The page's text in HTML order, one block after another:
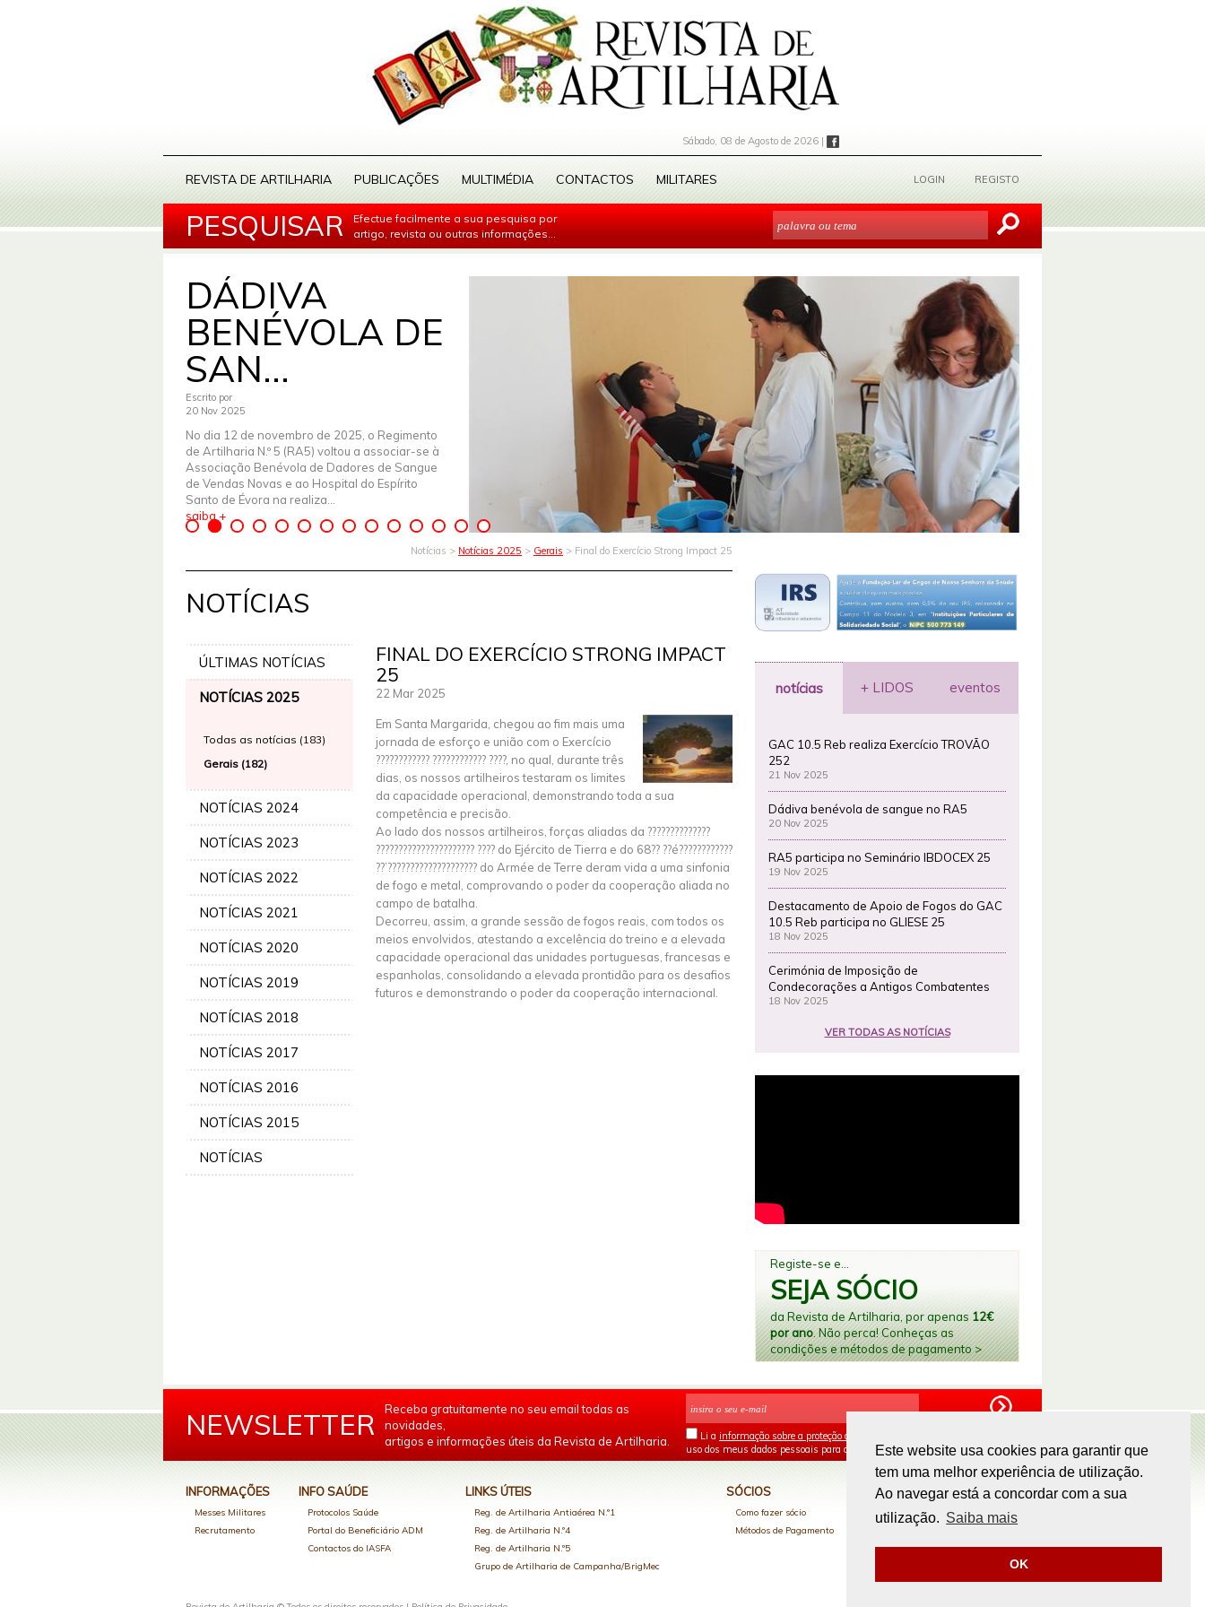
Este website usa cookies para garantir que
tem uma melhor experiência de utilização.
Ao navegar está a concordar com a sua
utilização. Saiba mais
OK
Sábado, 08 de Agosto de 2026 |
REVISTA DE ARTILHARIA PUBLICAÇÕES MULTIMÉDIA CONTACTOS MILITARES LOGIN REGISTO
PESQUISAR
Efectue facilmente a sua pesquisa por
artigo, revista ou outras informações...
DÁDIVA
BENÉVOLA DE
SAN...
Escrito por
20 Nov 2025
No dia 12 de novembro de 2025, o Regimento
de Artilharia N.º 5 (RA5) voltou a associar-se à
Associação Benévola de Dadores de Sangue
de Vendas Novas e ao Hospital do Espírito
Santo de Évora na realiza...
saiba +
Notícias > Notícias 2025 > Gerais > Final do Exercício Strong Impact 25
NOTÍCIAS
ÚLTIMAS NOTÍCIAS
NOTÍCIAS 2025
Todas as notícias (183)
Gerais (182)
NOTÍCIAS 2024
NOTÍCIAS 2023
NOTÍCIAS 2022
NOTÍCIAS 2021
NOTÍCIAS 2020
NOTÍCIAS 2019
NOTÍCIAS 2018
NOTÍCIAS 2017
NOTÍCIAS 2016
NOTÍCIAS 2015
NOTÍCIAS
FINAL DO EXERCÍCIO STRONG IMPACT
25
22 Mar 2025
Em Santa Margarida, chegou ao fim mais uma
jornada de esforço e união com o Exercício
???????????? ???????????? ????, no qual, durante três
dias, os nossos artilheiros testaram os limites
da capacidade operacional, demonstrando toda a sua
competência e precisão.
Ao lado dos nossos artilheiros, forças aliadas da ??????????????
?????????????????????? ???? do Ejército de Tierra e do 68?? ??é????????????
??’???????????????????? do Armée de Terre deram vida a uma sinfonia
de fogo e metal, comprovando o poder da cooperação aliada no
campo de batalha.
Decorreu, assim, a grande sessão de fogos reais, com todos os
meios envolvidos, atestando a excelência do treino e a elevada
capacidade operacional das unidades portuguesas, francesas e
espanholas, consolidando a elevada prontidão para os desafios
futuros e demonstrando o poder da cooperação internacional.
notícias + LIDOS eventos
GAC 10.5 Reb realiza Exercício TROVÃO
252
21 Nov 2025
Dádiva benévola de sangue no RA5
20 Nov 2025
RA5 participa no Seminário IBDOCEX 25
19 Nov 2025
Destacamento de Apoio de Fogos do GAC
10.5 Reb participa no GLIESE 25
18 Nov 2025
Cerimónia de Imposição de
Condecorações a Antigos Combatentes
18 Nov 2025
VER TODAS AS NOTÍCIAS
Registe-se e...
SEJA SÓCIO
da Revista de Artilharia, por apenas 12€
por ano. Não perca! Conheças as
condições e métodos de pagamento >
NEWSLETTER
Receba gratuitamente no seu email todas as
novidades,
artigos e informações úteis da Revista de Artilharia.
Li a informação sobre a proteção de dados
uso dos meus dados pessoais para os fins mencionados.
INFORMAÇÕES
Messes Militares
Recrutamento
INFO SAÚDE
Protocolos Saúde
Portal do Beneficiário ADM
Contactos do IASFA
LINKS ÚTEIS
Reg. de Artilharia Antiaérea N.º1
Reg. de Artilharia N.º4
Reg. de Artilharia N.º5
Grupo de Artilharia de Campanha/BrigMec
SÓCIOS
Como fazer sócio
Métodos de Pagamento
PAGAMENTOS ONLINE